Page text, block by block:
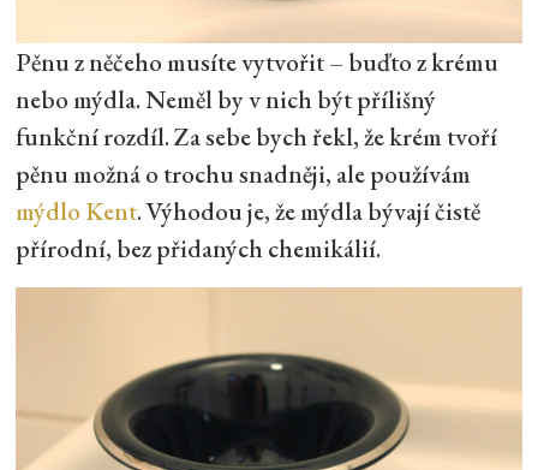
Pěnu z něčeho musíte vytvořit – buďto z krému
nebo mýdla. Neměl by v nich být přílišný
funkční rozdíl. Za sebe bych řekl, že krém tvoří
pěnu možná o trochu snadněji, ale používám
mýdlo Kent. Výhodou je, že mýdla bývají čistě
přírodní, bez přidaných chemikálií.